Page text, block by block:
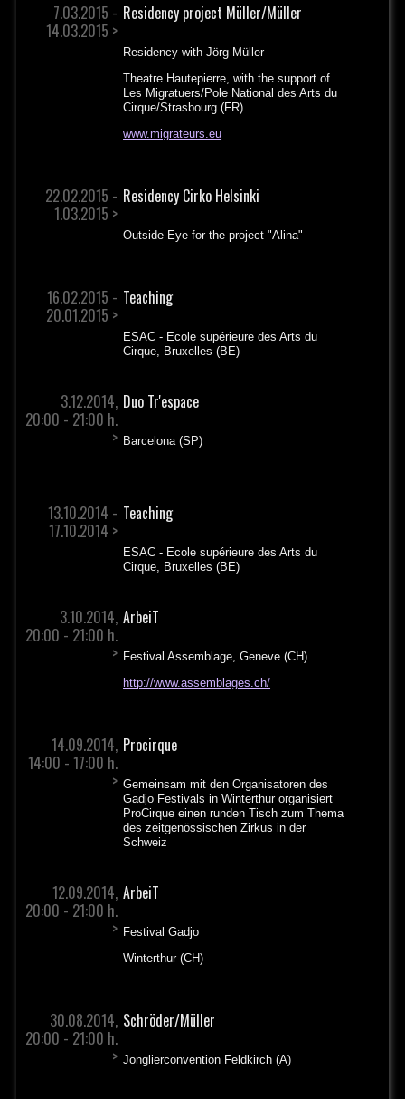
7.03.2015 -
14.03.2015 >
Residency project Müller/Müller
Residency with Jörg Müller
Theatre Hautepierre, with the support of
Les Migratuers/Pole National des Arts du
Cirque/Strasbourg (FR)
www.migrateurs.eu
22.02.2015 -
1.03.2015 >
Residency Cirko Helsinki
Outside Eye for the project "Alina"
16.02.2015 -
20.01.2015 >
Teaching
ESAC - Ecole supérieure des Arts du
Cirque, Bruxelles (BE)
3.12.2014,
20:00 - 21:00 h.
>
Duo Tr'espace
Barcelona (SP)
13.10.2014 -
17.10.2014 >
Teaching
ESAC - Ecole supérieure des Arts du
Cirque, Bruxelles (BE)
3.10.2014,
20:00 - 21:00 h.
>
ArbeiT
Festival Assemblage, Geneve (CH)
http://www.assemblages.ch/
14.09.2014,
14:00 - 17:00 h.
>
Procirque
Gemeinsam mit den Organisatoren des
Gadjo Festivals in Winterthur organisiert
ProCirque einen runden Tisch zum Thema
des zeitgenössischen Zirkus in der
Schweiz
12.09.2014,
20:00 - 21:00 h.
>
ArbeiT
Festival Gadjo
Winterthur (CH)
30.08.2014,
20:00 - 21:00 h.
>
Schröder/Müller
Jonglierconvention Feldkirch (A)